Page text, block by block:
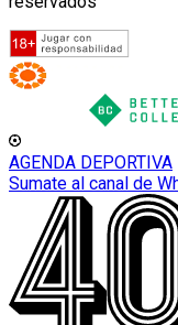
AGENDA DEPORTIVA
Sumate al canal de